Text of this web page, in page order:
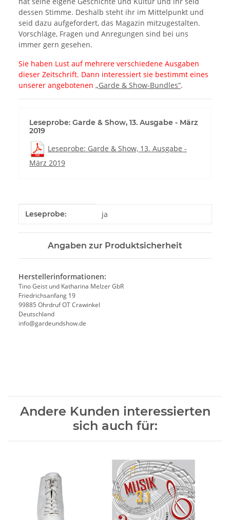
dessen Stimme. Deshalb steht ihr im Mittelpunkt und
seid dazu aufgefordert, das Magazin mitzugestalten.
Vorschläge, Fragen und Anregungen sind bei uns
immer gern gesehen.
Sie haben Lust auf mehrere verschiedene Ausgaben
dieser Zeitschrift. Dann interessiert sie bestimmt eines
unserer angebotenen „Garde & Show-Bundles”.
Leseprobe: Garde & Show, 13. Ausgabe - März
2019
Leseprobe: Garde & Show, 13. Ausgabe -
März 2019
Produkteigenschaft
Wert
Leseprobe: ja
Angaben zur Produktsicherheit
Herstellerinformationen:
Tino Geist und Katharina Melzer GbR
Friedrichsanfang 19
99885 Ohrdruf OT Crawinkel
Deutschland
info@gardeundshow.de
Andere Kunden interessierten
sich auch für: